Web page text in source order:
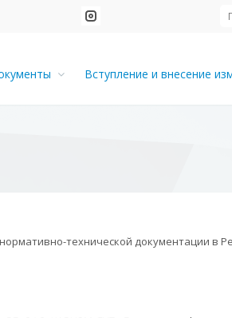
Вступление и внесение
технической документации в